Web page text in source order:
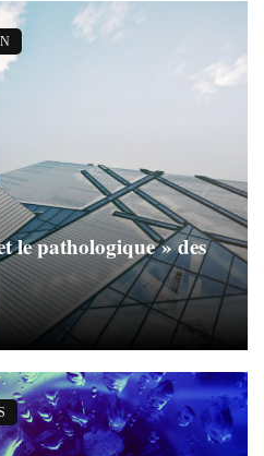
le pathologique » des